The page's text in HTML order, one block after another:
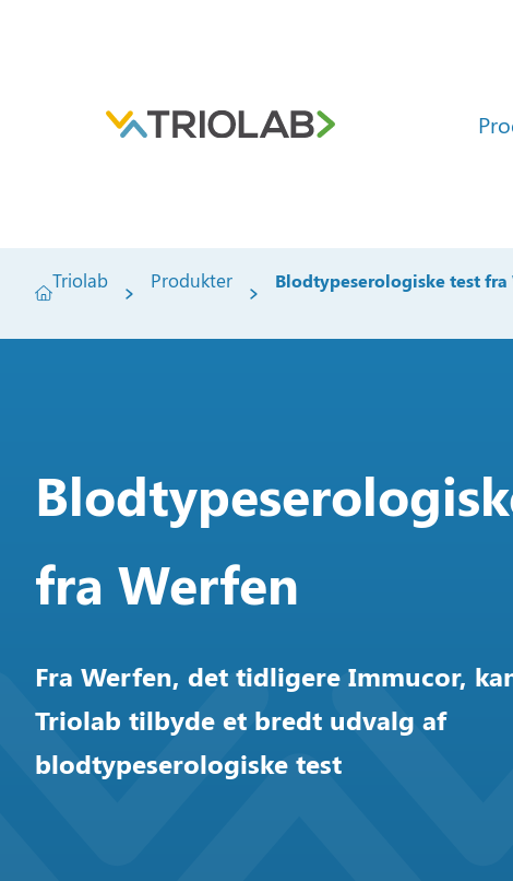
Triolab Produkter Blodtypeserologiske test fra
fra Werfen
Fra Werfen, det tidligere Immucor,
Triolab tilbyde et bredt udvalg af
blodtypeserologiske test